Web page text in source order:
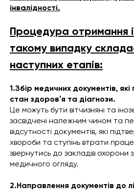
інвалідності.
Процедура отримання
такому випадку
наступних етапів:
1.Збір медичних документів,
стан здоровʼя та діагнози.
Це можуть бути вітчизняні та
засвідчені належним чином та
відсутності документів, які
хвороби та ступінь втрати
звернутись до закладів охорони
медичного огляду.
2.Направлення документів до